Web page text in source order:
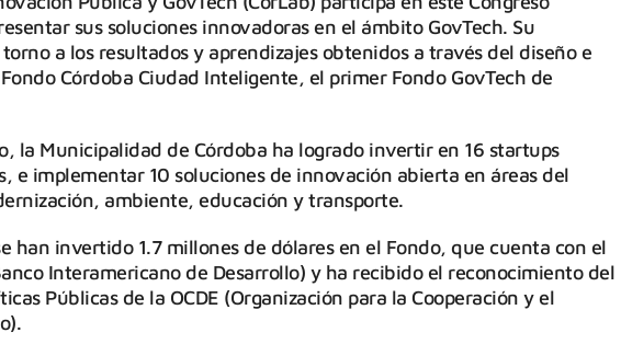
sus soluciones innovadoras en el ámbito GovTech. Su
a los resultados y aprendizajes obtenidos a través del diseño e
Córdoba Ciudad Inteligente, el primer Fondo GovTech de
la Municipalidad de Córdoba ha logrado invertir en 16 startups
e implementar 10 soluciones de innovación abierta en áreas del
ambiente, educación y transporte.
han invertido 1.7 millones de dólares en el Fondo, que cuenta con el
Interamericano de Desarrollo) y ha recibido el reconocimiento del
Públicas de la OCDE (Organización para la Cooperación y el